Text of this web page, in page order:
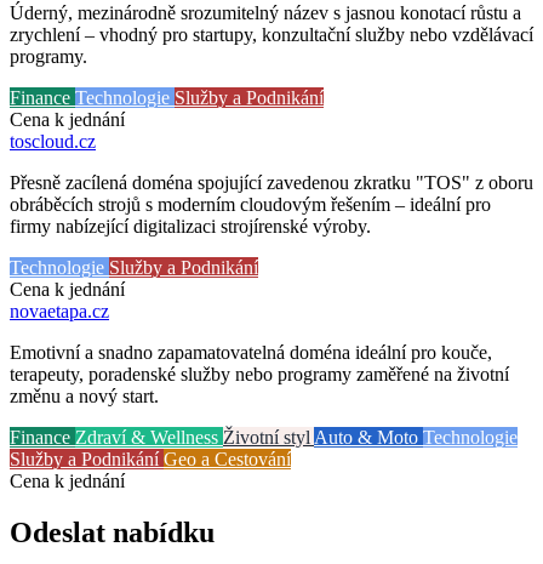
Úderný, mezinárodně srozumitelný název s jasnou konotací růstu a
zrychlení – vhodný pro startupy, konzultační služby nebo vzdělávací
programy.
Finance Technologie Služby a Podnikání
Cena k jednání
toscloud.cz
Přesně zacílená doména spojující zavedenou zkratku "TOS" z oboru
obráběcích strojů s moderním cloudovým řešením – ideální pro
firmy nabízející digitalizaci strojírenské výroby.
Technologie Služby a Podnikání
Cena k jednání
novaetapa.cz
Emotivní a snadno zapamatovatelná doména ideální pro kouče,
terapeuty, poradenské služby nebo programy zaměřené na životní
změnu a nový start.
Finance Zdraví & Wellness Životní styl Auto & Moto Technologie
Služby a PodnikáníGeo a Cestování
Cena k jednání
Odeslat nabídku